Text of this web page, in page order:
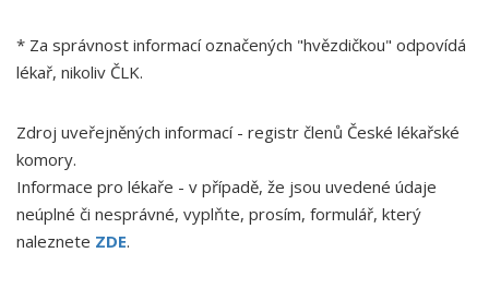
* Za správnost informací označených "hvězdičkou" odpovídá
lékař, nikoliv ČLK.
Zdroj uveřejněných informací - registr členů České lékařské
komory.
Informace pro lékaře - v případě, že jsou uvedené údaje
neúplné či nesprávné, vyplňte, prosím, formulář, který
naleznete ZDE.